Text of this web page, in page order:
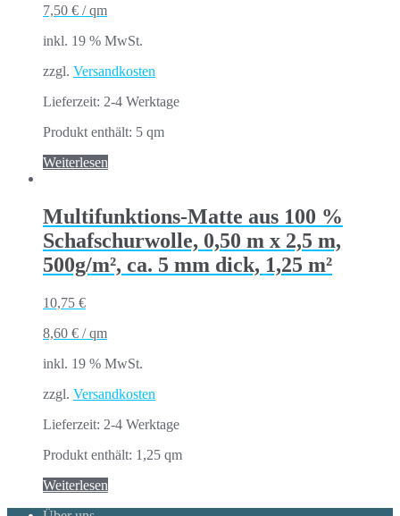
7,50 € /qm
inkl. 19 % MwSt.
zzgl. Versandkosten
Lieferzeit: 2-4 Werktage
Produkt enthält: 5 qm
Weiterlesen
Multifunktions-Matte aus 100 %
Schafschurwolle, 0,50 m x 2,5 m,
500g/m², ca. 5 mm dick, 1,25 m²
10,75 €
8,60 € /qm
inkl. 19 % MwSt.
zzgl. Versandkosten
Lieferzeit: 2-4 Werktage
Produkt enthält: 1,25 qm
Weiterlesen